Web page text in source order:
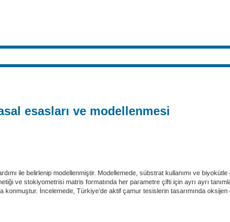
esasları ve modellenmesi
ile belirlenip modellenmiştir. Modellemede, sübstrat kullanımı ve biyokütle
ve stokiyometrisi matris formatında her parametre çifti için ayrı ayrı
İncelemede, Türkiye’de aktif çamur tesislerin tasarımında